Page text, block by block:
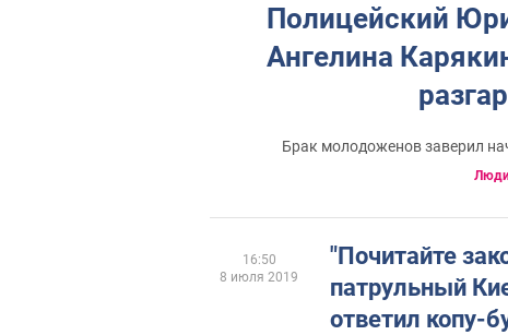
Полицейский
Ангелина
Брак молодоженов заверил
"Почитайте
патрульный
ответил копу-
16:50
8 июля 2019